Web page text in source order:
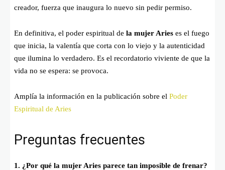
creador, fuerza que inaugura lo nuevo sin pedir permiso.
En definitiva, el poder espiritual de la mujer Aries es el fuego
que inicia, la valentía que corta con lo viejo y la autenticidad
que ilumina lo verdadero. Es el recordatorio viviente de que la
vida no se espera: se provoca.
Amplía la información en la publicación sobre el Poder
Espiritual de Aries
Preguntas frecuentes
1. ¿Por qué la mujer Aries parece tan imposible de frenar?